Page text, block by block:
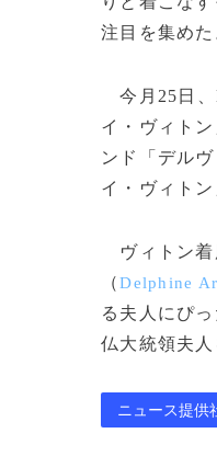
注目を集めた
今月25日、
イ・ヴィト
ンド「デルヴ
イ・ヴィトン
ヴィトン着
（Delphine
る夫人にぴ
仏大統領夫
ニュース提供